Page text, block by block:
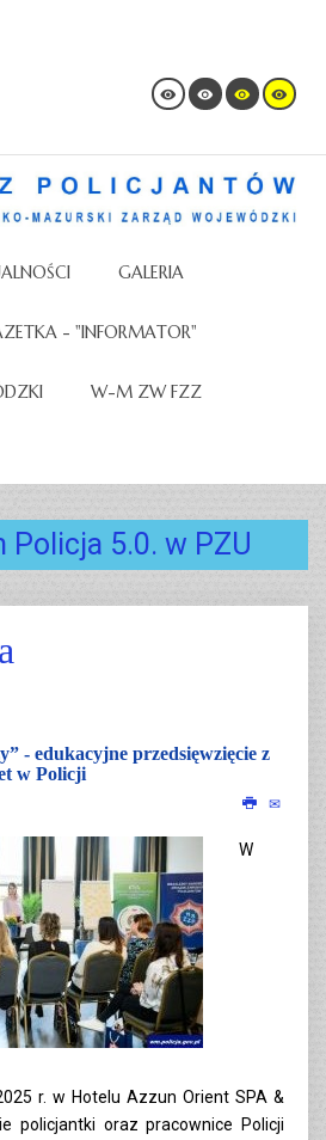
GALERIA
- "INFORMATOR"
W-M ZW FZZ
Policja 5.0. w PZU
- edukacyjne przedsięwzięcie z
w Policji
W
r. w Hotelu Azzun Orient SPA &
policjantki oraz pracownice Policji